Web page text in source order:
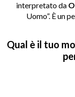
interpretato da
Uomo”. È un
Qual è il tuo